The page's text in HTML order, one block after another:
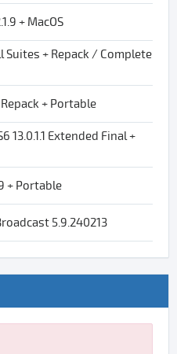
+ MacOS
Suites + Repack / Complete
+ Portable
13.0.1.1 Extended Final +
+ Portable
5.9.240213